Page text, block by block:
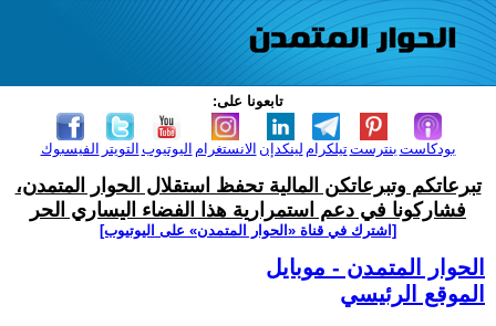
تابعونا على:
الفيسبوك التويتر اليوتيوب الانستغرام لينكدإن تيلكرامبنترست بودكاست
تبرعاتكم وتبرعاتكن المالية تحفظ استقلال الحوار المتمدن،
فشاركونا في دعم استمرارية هذا الفضاء اليساري الحر
[اشترك في قناة ‫«الحوار المتمدن» على اليوتيوب]
الحوار المتمدن - موبايل
الموقع الرئيسي